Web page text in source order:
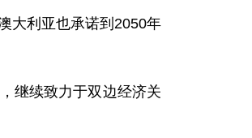
大利亚也承诺到2050年
继续致力于双边经济关